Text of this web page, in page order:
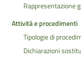
Rappresentazione
Attività e procedimenti
Tipologie di
Dichiarazioni